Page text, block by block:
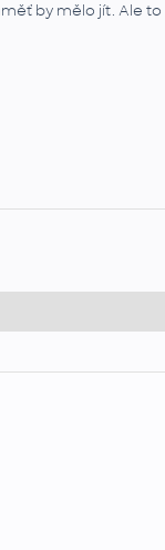
by mělo jít. Ale